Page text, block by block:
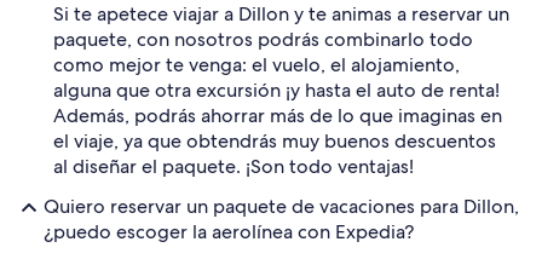
Si te apetece viajar a Dillon y te animas a reservar un
paquete, con nosotros podrás combinarlo todo
como mejor te venga: el vuelo, el alojamiento,
alguna que otra excursión ¡y hasta el auto de renta!
Además, podrás ahorrar más de lo que imaginas en
el viaje, ya que obtendrás muy buenos descuentos
al diseñar el paquete. ¡Son todo ventajas!
Quiero reservar un paquete de vacaciones para Dillon,
¿puedo escoger la aerolínea con Expedia?